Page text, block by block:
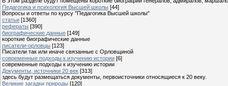
Педагогика и психология Высшей школы [44]
Вопросы и ответы по курсу "Педагогика Высшей школы"
статьи [1360]
рефераты [390]
биографические данные [149]
короткие биографические данные
писатели-орловцы [123]
Писатели так или иначе связанные с Орловщиной
современные подходы к изучению истории [6]
современные подходы к изучению истории
Документы, источники 20 век [313]
здесь будут размещаться документы, первоисточники относящиеся к 20 веку.
Великие загадки природы [120]